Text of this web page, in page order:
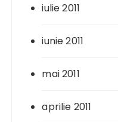
iulie 2011
iunie 2011
mai 2011
aprilie 2011